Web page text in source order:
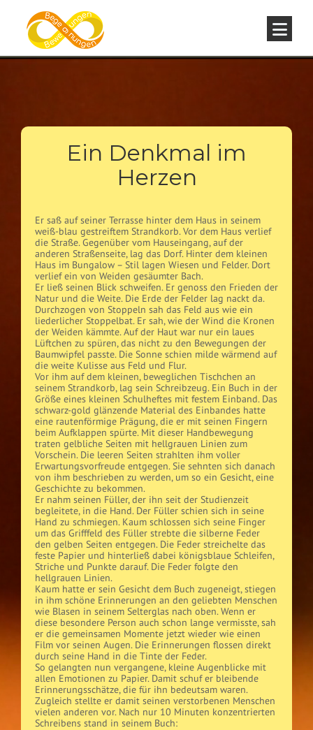
Ein Denkmal im
Herzen
Er saß auf seiner Terrasse hinter dem Haus in seinem
weiß-blau gestreiftem Strandkorb. Vor dem Haus verlief
die Straße. Gegenüber vom Hauseingang, auf der
anderen Straßenseite, lag das Dorf. Hinter dem kleinen
Haus im Bungalow – Stil lagen Wiesen und Felder. Dort
verlief ein von Weiden gesäumter Bach.
Er ließ seinen Blick schweifen. Er genoss den Frieden der
Natur und die Weite. Die Erde der Felder lag nackt da.
Durchzogen von Stoppeln sah das Feld aus wie ein
liederlicher Stoppelbat. Er sah, wie der Wind die Kronen
der Weiden kämmte. Auf der Haut war nur ein laues
Lüftchen zu spüren, das nicht zu den Bewegungen der
Baumwipfel passte. Die Sonne schien milde wärmend auf
die weite Kulisse aus Feld und Flur.
Vor ihm auf dem kleinen, beweglichen Tischchen an
seinem Strandkorb, lag sein Schreibzeug. Ein Buch in der
Größe eines kleinen Schulheftes mit festem Einband. Das
schwarz-gold glänzende Material des Einbandes hatte
eine rautenförmige Prägung, die er mit seinen Fingern
beim Aufklappen spürte. Mit dieser Handbewegung
traten gelbliche Seiten mit hellgrauen Linien zum
Vorschein. Die leeren Seiten strahlten ihm voller
Erwartungsvorfreude entgegen. Sie sehnten sich danach
von ihm beschrieben zu werden, um so ein Gesicht, eine
Geschichte zu bekommen.
Er nahm seinen Füller, der ihn seit der Studienzeit
begleitete, in die Hand. Der Füller schien sich in seine
Hand zu schmiegen. Kaum schlossen sich seine Finger
um das Grifffeld des Füller strebte die silberne Feder
den gelben Seiten entgegen. Die Feder streichelte das
feste Papier und hinterließ dabei königsblaue Schleifen,
Striche und Punkte darauf. Die Feder folgte den
hellgrauen Linien.
Kaum hatte er sein Gesicht dem Buch zugeneigt, stiegen
in ihm schöne Erinnerungen an den geliebten Menschen
wie Blasen in seinem Selterglas nach oben. Wenn er
diese besondere Person auch schon lange vermisste, sah
er die gemeinsamen Momente jetzt wieder wie einen
Film vor seinen Augen. Die Erinnerungen flossen direkt
durch seine Hand in die Tinte der Feder.
So gelangten nun vergangene, kleine Augenblicke mit
allen Emotionen zu Papier. Damit schuf er bleibende
Erinnerungsschätze, die für ihn bedeutsam waren.
Zugleich stellte er damit seinen verstorbenen Menschen
vielen anderen vor. Nach nur 10 Minuten konzentrierten
Schreibens stand in seinem Buch: